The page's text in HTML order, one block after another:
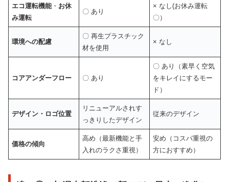
エコ運転機能 ・ お休
み運転
〇 あり
× なし(お休み運転
〇）
環境への配慮
〇 再生プラスチック
材を使用
× なし
コアアンダーフロー 〇 あり
〇 あり（素早く空気
をキレイにするモー
ド）
デザイン・ロゴ位置
リニューアルされす
っきりしたデザイン
従来のデザイン
価格の傾向
高め（最新機能と手
入れのラクさ重視）
安め（コスパ重視の
方におすすめ）